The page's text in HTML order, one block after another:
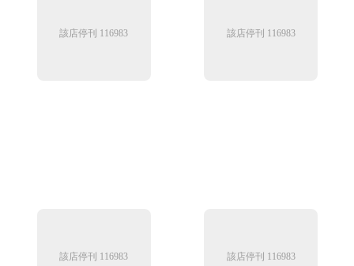
該店停刊 116983 該店停刊 116983
該店停刊 116983 該店停刊 116983